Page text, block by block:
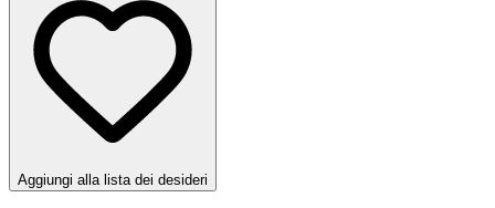
Aggiungi alla lista dei desideri